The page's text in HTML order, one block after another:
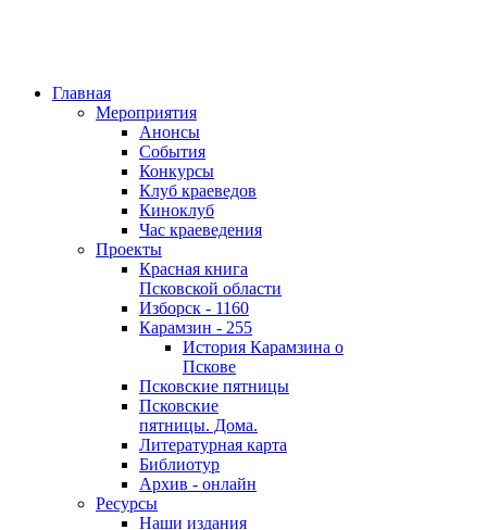
Главная
Мероприятия
Анонсы
События
Конкурсы
Клуб краеведов
Киноклуб
Час краеведения
Проекты
Красная книга
Псковской области
Изборск - 1160
Карамзин - 255
История Карамзина о
Пскове
Псковские пятницы
Псковские
пятницы. Дома.
Литературная карта
Библиотур
Архив - онлайн
Ресурсы
Наши издания